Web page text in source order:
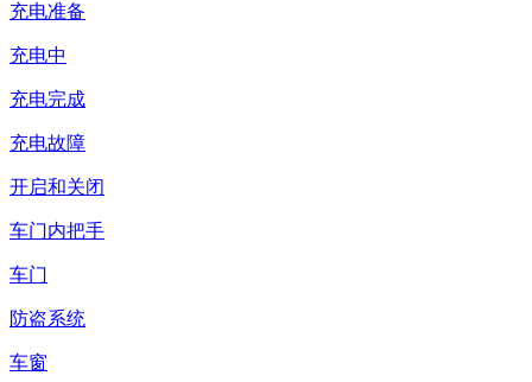
充电准备
充电中
充电完成
充电故障
开启和关闭
车门内把手
车门
防盗系统
车窗